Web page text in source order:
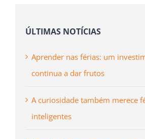
ÚLTIMAS NOTÍCIAS
Aprender nas férias: um
continua a dar frutos
A curiosidade também merece
inteligentes